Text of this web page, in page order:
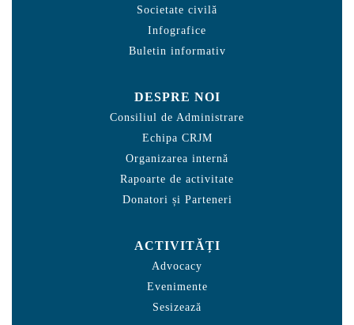
Societate civilă
Infografice
Buletin informativ
DESPRE NOI
Consiliul de Administrare
Echipa CRJM
Organizarea internă
Rapoarte de activitate
Donatori și Parteneri
ACTIVITĂȚI
Advocacy
Evenimente
Sesizează